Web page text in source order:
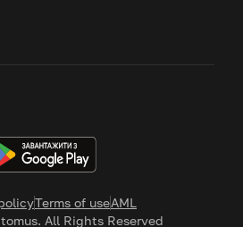
Terms of useAML
All Rights Reserved